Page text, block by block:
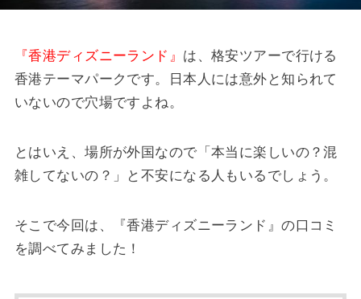
『香港ディズニーランド』 は、格安ツアーで行ける
香港テーマパークです。日本人には意外と知られて
いないので穴場ですよね。
とはいえ、場所が外国なので「本当に楽しいの？混
雑してないの？」と不安になる人もいるでしょう。
そこで今回は、『香港ディズニーランド』の口コミ
を調べてみました！